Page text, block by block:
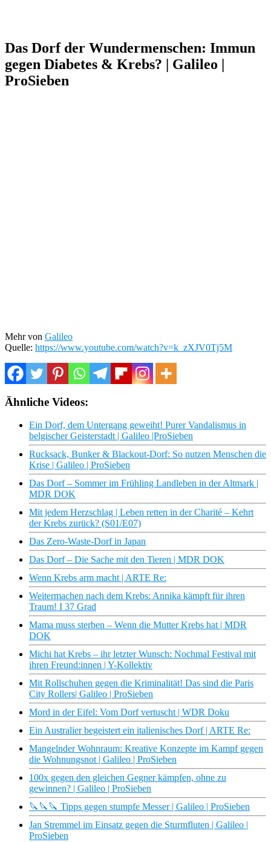
Das Dorf der Wundermenschen: Immun
gegen Diabetes & Krebs? | Galileo |
ProSieben
Mehr von Galileo
Quelle: https://www.youtube.com/watch?v=k_zXJV0Tj5M
Ähnliche Videos:
Ein Dorf, dem Untergang geweiht! Purer Vandalismus in
belgischer Geisterstadt | Galileo |ProSieben
Rucksack, Bunker & Blackout-Dorf: So nutzen Menschen die
Krise | Galileo | ProSieben
Das Dorf – Sommer im Frühling Landleben in der Altmark |
MDR DOK
Mit jedem Herzschlag | Leben retten in der Charité – Kehrt
der Krebs zurück? (S01/E07)
Das Zero-Waste-Dorf in Japan
Das Dorf – Die Sache mit den Tieren | MDR DOK
Wenn Krebs arm macht | ARTE Re:
Weitermachen nach dem Krebs: Annika kämpft für ihren
Traum! I 37 Grad
Mama muss sterben – Wenn die Mutter Krebs hat | MDR
DOK
Michi hat Krebs – ihr letzter Wunsch: Nochmal Festival mit
ihren Freund:innen | Y-Kollektiv
Mit Rollschuhen gegen die Kriminalität! Das sind die Paris
City Rollers| Galileo | ProSieben
Mord in der Eifel: Vom Dorf vertuscht | WDR Doku
Ein Australier begeistert ein italienisches Dorf | ARTE Re:
Mangelnder Wohnraum: Kreative Konzepte im Kampf gegen
die Wohnungsnot | Galileo | ProSieben
100x gegen den gleichen Gegner kämpfen, ohne zu
gewinnen? | Galileo | ProSieben
🔪🔪🔪 Tipps gegen stumpfe Messer | Galileo | ProSieben
Jan Stremmel im Einsatz gegen die Sturmfluten | Galileo |
ProSieben